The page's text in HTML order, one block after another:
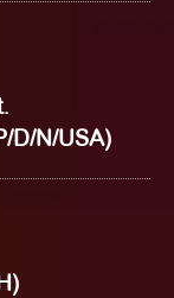
D/N/USA)